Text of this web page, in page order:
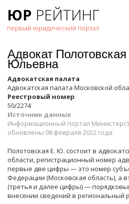
ЮР РЕЙТИНГ
первый юридический портал
Адвокат
Юльевна
Адвокатская палата
Адвокатская палата Московской
Реестровый номер
50/2274
Источник данных
Информационный портал
обновлены 08 февраля 2022 года
Полотовская Е. Ю. состоит в
области, регистрационный номер
первые две цифры — это номер
Федерации (Московская область), а
(третья и далее цифры) —
внесении сведений в региональный